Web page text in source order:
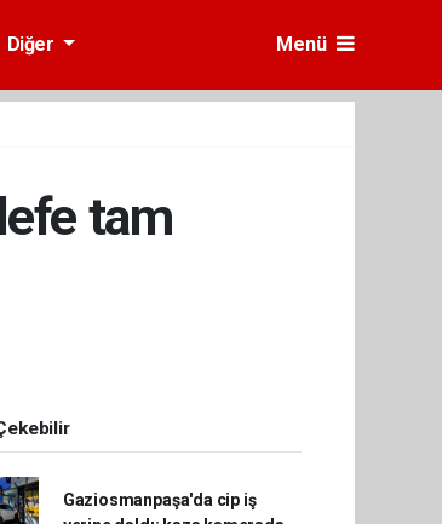
Diğer Menü
tam
Gaziosmanpaşa'da cip iş